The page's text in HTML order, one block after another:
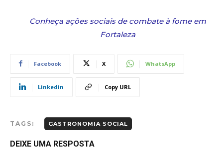
Conheça ações sociais de combate à fome em
Fortaleza
Facebook X WhatsApp
Linkedin Copy URL
TAGS: GASTRONOMIA SOCIAL
DEIXE UMA RESPOSTA